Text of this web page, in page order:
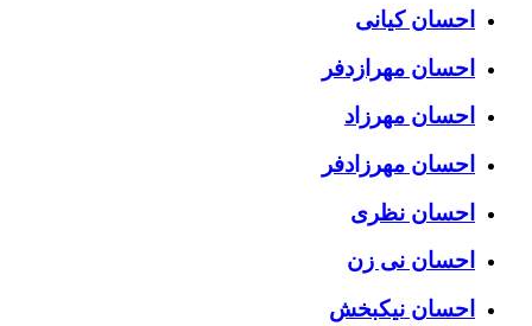
احسان کیانی
احسان مهرازدفر
احسان مهرزاد
احسان مهرزادفر
احسان نظری
احسان نی زن
احسان نیکبخش